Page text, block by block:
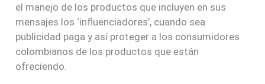
el manejo de los productos que incluyen en sus
mensajes los ‘influenciadores’, cuando sea
publicidad paga y así proteger a los consumidores
colombianos de los productos que están
ofreciendo.